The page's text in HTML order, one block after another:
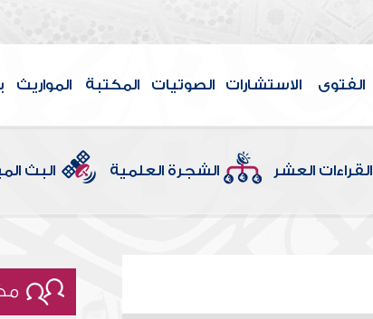
الفتوى الاستشارات الصوتيات المكتبة المواريث
القراءات العشر الشجرة العلمية البث